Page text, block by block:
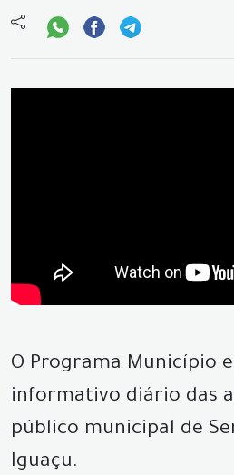
O Programa Município
informativo diário das
público municipal de
Iguaçu.